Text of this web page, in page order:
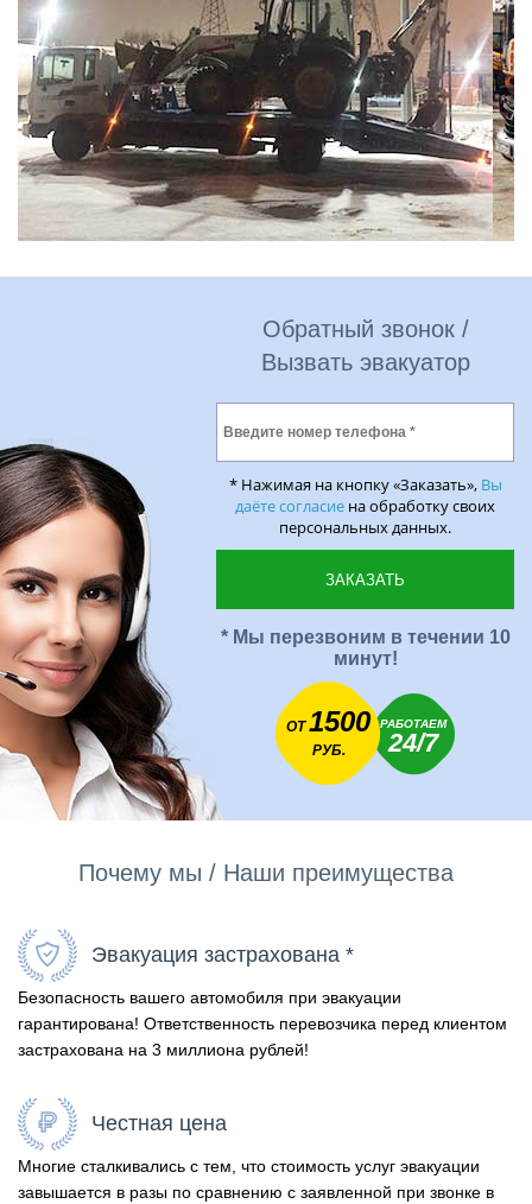
Обратный звонок /
Вызвать эвакуатор
* Нажимая на кнопку «Заказать», Вы
даёте согласие на обработку своих
персональных данных.
* Мы перезвоним в течении 10
минут!
ОТ1500
РУБ.
РАБОТАЕМ
24/7
Почему мы / Наши преимущества
Эвакуация застрахована *
Безопасность вашего автомобиля при эвакуации
гарантирована! Ответственность перевозчика перед клиентом
застрахована на 3 миллиона рублей!
Честная цена
Многие сталкивались с тем, что стоимость услуг эвакуации
завышается в разы по сравнению с заявленной при звонке в